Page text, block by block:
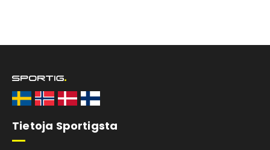
Tietoja Sportigsta